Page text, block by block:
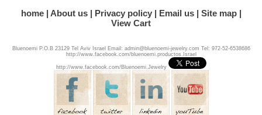
home About us Privacy policy Email us
Site map
View Cart
Bluenoemi P.O.B 23129 Tel Aviv Israel Email: admin@bluenoemi-jewelry.com Tel: 972-52-6538686
http://www.facebook.com/bluenoemi.productos.Israel
http://www.facebook.com/Bluenoemi.Jewelry